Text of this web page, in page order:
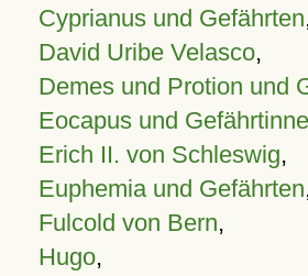
Cyprianus und Gefährten
David Uribe Velasco,
Demes und Protion und
Eocapus und
Erich II. von Schleswig,
Euphemia und Gefährten
Fulcold von Bern,
Hugo,